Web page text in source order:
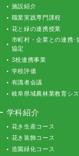
施設紹介
職業実践専門課程
花と緑の連携授業
市町村・企業との連携･
協定
3校連携事業
学校評価
有識者会議
岐阜県域農林業教育シ
学科紹介
花き生産コース
花き装飾コース
造園緑化コース